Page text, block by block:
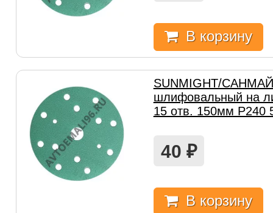
В корзину
SUNMIGHT/
шлифовальный на
15 отв. 150мм Р240
40 ₽
В корзину